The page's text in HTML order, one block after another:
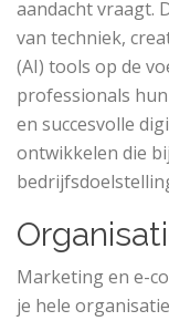
aandacht vraagt.
van techniek,
(AI) tools op de
professionals
en succesvolle
ontwikkelen die
Marketing en e-
je hele